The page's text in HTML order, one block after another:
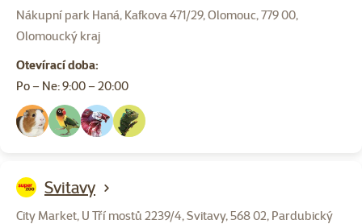
Nákupní park Haná, Kafkova 471/29, Olomouc, 779 00,
Olomoucký kraj
Otevírací doba:
Po – Ne: 9:00 – 20:00
Svitavy
City Market, U Tří mostů 2239/4, Svitavy, 568 02, Pardubický